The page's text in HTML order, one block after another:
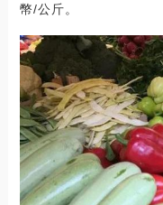
幣/公斤。